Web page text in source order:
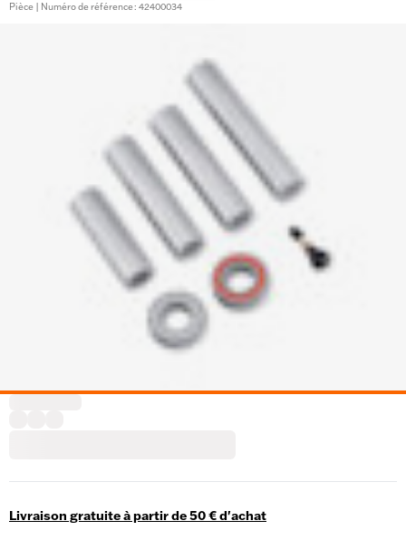
Pièce | Numéro de référence : 42400034
Livraison gratuite à partir de 50 € d'achat